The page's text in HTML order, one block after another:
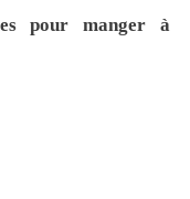
pour manger à